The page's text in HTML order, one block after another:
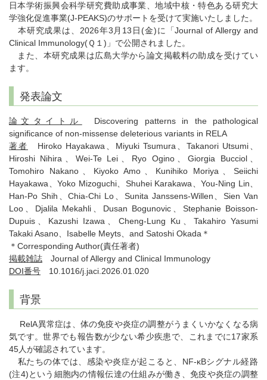
日本学術振興会科学研究費助成事業、地域中核・特色ある研究大
学強化促進事業(J-PEAKS)のサポートを受けて実施いたしました。
本研究成果は、2026年3月13日(金)に「Journal of Allergy and
Clinical Immunology(Ｑ１)」で公開されました。
また、本研究成果は広島大学から論文掲載料の助成を受けてい
ます。
発表論文
論文タイトル
Discovering patterns in the pathological
significance of non-missense deleterious variants in RELA
著者
Hiroko Hayakawa、Miyuki Tsumura、Takanori Utsumi、
Hiroshi Nihira、Wei-Te Lei、Ryo Ogino、Giorgia Bucciol、
Tomohiro Nakano、Kiyoko Amo、Kunihiko Moriya、Seiichi
Hayakawa、Yoko Mizoguchi、Shuhei Karakawa、You-Ning Lin、
Han-Po Shih、Chia-Chi Lo、Sunita Janssens-Willen、Sien Van
Loo、Djalila Mekahli、Dusan Bogunovic、Stephanie Boisson-
Dupuis、Kazushi Izawa、Cheng-Lung Ku、Takahiro Yasumi
Takaki Asano、Isabelle Meyts、and Satoshi Okada＊
＊Corresponding Author(責任著者)
掲載雑誌 Journal of Allergy and Clinical Immunology
DOI番号 10.1016/j.jaci.2026.01.020
背景
RelA異常症は、体の免疫や炎症の調整がうまくいかなくなる病
気です。世界でも報告数が少ない希少疾患で、これまでに17家系
45人が確認されています。
私たちの体では、感染や炎症が起こると、NF-κBシグナル経路
(注4)という細胞内の情報伝達の仕組みが働き、免疫や炎症の調整